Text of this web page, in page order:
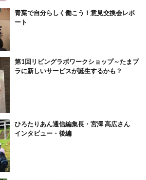
青葉で自分らしく働こう！意見交換会レポ
ート
第1回リビングラボワークショップ～たまプ
ラに新しいサービスが誕生するかも？
ひろたりあん通信編集長・宮澤 高広さん
インタビュー・後編